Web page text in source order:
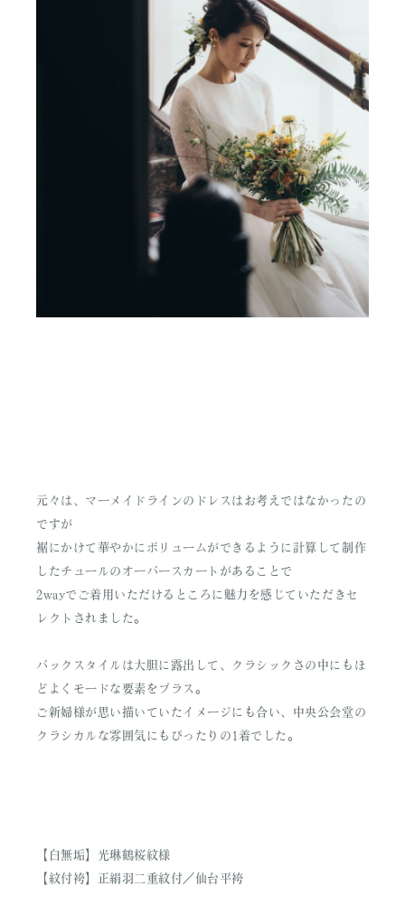
元々は、マーメイドラインのドレスはお考えではなかったの
ですが
裾にかけて華やかにボリュームができるように計算して制作
したチュールのオーバースカートがあることで
2wayでご着用いただけるところに魅力を感じていただきセ
レクトされました。
バックスタイルは大胆に露出して、クラシックさの中にもほ
どよくモードな要素をプラス。
ご新婦様が思い描いていたイメージにも合い、中央公会堂の
クラシカルな雰囲気にもぴったりの1着でした。
【白無垢】光琳鶴桜紋様
【紋付袴】正絹羽二重紋付／仙台平袴